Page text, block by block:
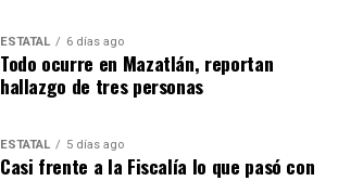
ESTATAL 6 días ago
Todo ocurre en Mazatlán, reportan
hallazgo de tres personas
ESTATAL 5 días ago
Casi frente a la Fiscalía lo que pasó con